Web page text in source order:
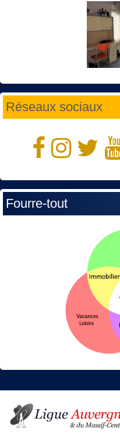
Réseaux sociaux
Fourre-tout